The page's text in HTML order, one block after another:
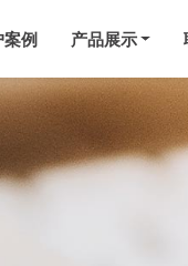
案例 产品展示